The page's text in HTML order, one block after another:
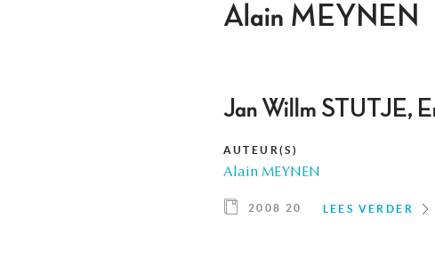
Alain MEYNEN
Jan Willm STUTJE,
AUTEUR(S)
Alain MEYNEN
2008 20 LEES VERDER